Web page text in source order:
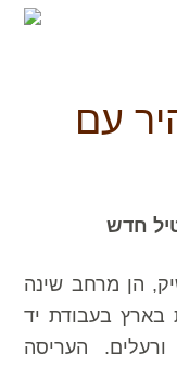
עם
הן מרחב שינה
בארץ בעבודת יד
העריסה